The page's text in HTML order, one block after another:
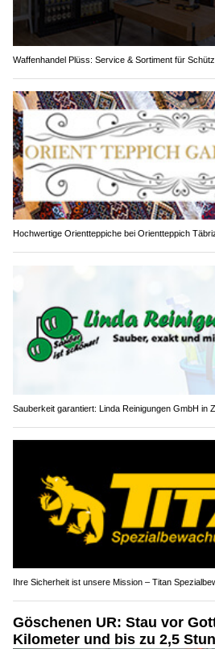
Waffenhandel Plüss: Service & Sortiment für
Hochwertige Orientteppiche bei Orientteppich
Sauberkeit garantiert: Linda Reinigungen GmbH in
Ihre Sicherheit ist unsere Mission – Titan
Göschenen UR: Stau vor
Kilometer und bis zu 2,5